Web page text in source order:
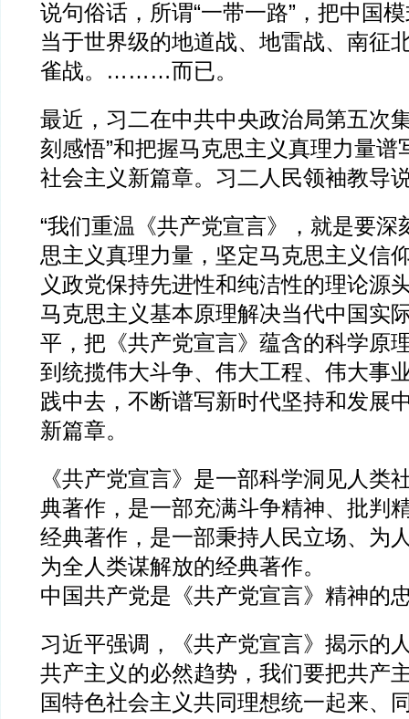
说句俗话，所谓“一带一路”，把中国
当于世界级的地道战、地雷战、南征
雀战。………而已。
最近，习二在中共中央政治局第五次
刻感悟”和把握马克思主义真理力量谱
社会主义新篇章。习二人民领袖教导
“我们重温《共产党宣言》，就是要深
思主义真理力量，坚定马克思主义信
义政党保持先进性和纯洁性的理论源
马克思主义基本原理解决当代中国实
平，把《共产党宣言》蕴含的科学原
到统揽伟大斗争、伟大工程、伟大事
践中去，不断谱写新时代坚持和发展
新篇章。
《共产党宣言》是一部科学洞见人类
典著作，是一部充满斗争精神、批判
经典著作，是一部秉持人民立场、为
为全人类谋解放的经典著作。
中国共产党是《共产党宣言》精神的
习近平强调，《共产党宣言》揭示的
共产主义的必然趋势，我们要把共产
国特色社会主义共同理想统一起来、